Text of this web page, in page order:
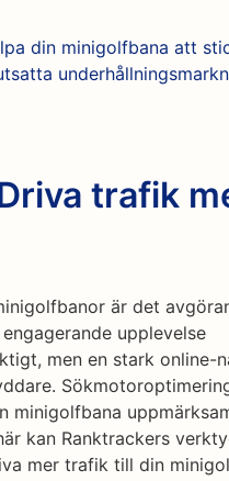
din minigolfbana att
trafik
är det
upplevelse
men en stark online-
kan Ranktrackers
mer trafik till din